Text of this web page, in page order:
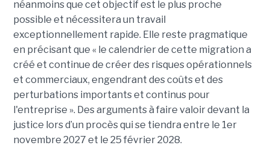
néanmoins que cet objectif est le plus proche
possible et nécessitera un travail
exceptionnellement rapide. Elle reste pragmatique
en précisant que « le calendrier de cette migration a
créé et continue de créer des risques opérationnels
et commerciaux, engendrant des coûts et des
perturbations importants et continus pour
l'entreprise ». Des arguments à faire valoir devant la
justice lors d’un procès qui se tiendra entre le 1er
novembre 2027 et le 25 février 2028.